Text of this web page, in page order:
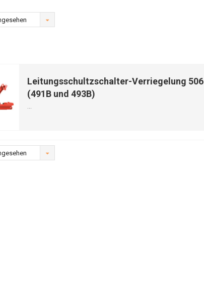
Leitungsschultzschalter-Verriegelung 506
(491B und 493B)